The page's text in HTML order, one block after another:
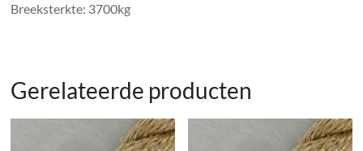
Breeksterkte: 3700kg
Gerelateerde producten